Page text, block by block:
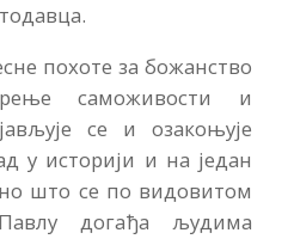
похоте за божанство
саможивости и
се и озакоњује
у историји и на један
што се по видовитом
догађа људима